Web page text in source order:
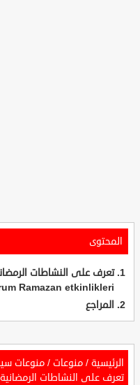
المحتوى
تعرف على النشاطات
Ramazan etkinlikleri
المراجع
الرئيسية / منوعات / منوعات